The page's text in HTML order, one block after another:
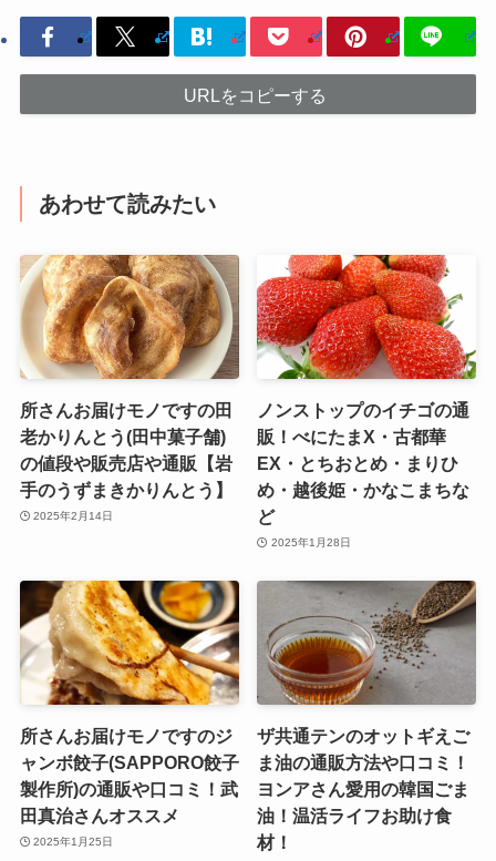
URLをコピーする
あわせて読みたい
所さんお届けモノですの田
老かりんとう(田中菓子舗)
の値段や販売店や通販【岩
手のうずまきかりんとう】
2025年2月14日
ノンストップのイチゴの通
販！べにたまX・古都華
EX・とちおとめ・まりひ
め・越後姫・かなこまちな
ど
2025年1月28日
所さんお届けモノですのジ
ャンボ餃子(SAPPORO餃子
製作所)の通販や口コミ！武
田真治さんオススメ
2025年1月25日
ザ共通テンのオットギえご
ま油の通販方法や口コミ！
ヨンアさん愛用の韓国ごま
油！温活ライフお助け食
材！